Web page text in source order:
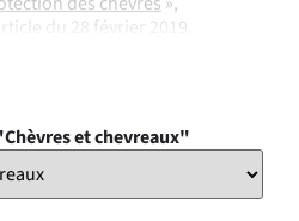
article du 28 février 2019.
et chevreaux"